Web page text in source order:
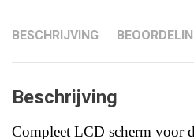
BESCHRIJVING
Beschrijving
Compleet LCD scherm voor